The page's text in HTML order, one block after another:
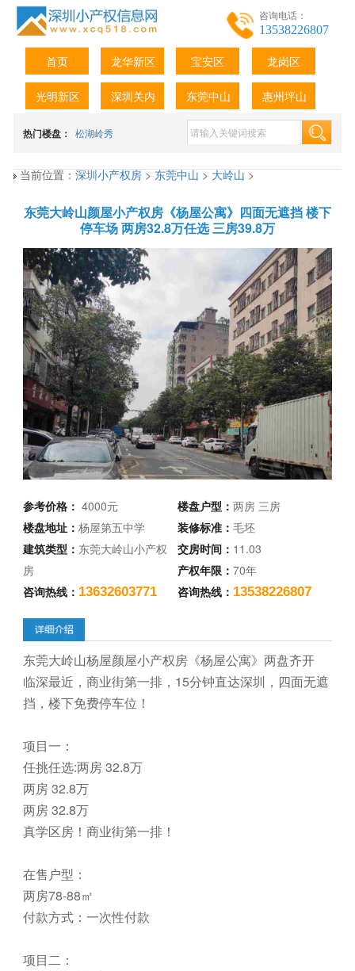
咨询电话：
13538226807
首页 龙华新区 宝安区 龙岗区
光明新区 深圳关内 东莞中山 惠州坪山
热门楼盘： 松湖岭秀
当前位置：深圳小产权房>东莞中山>大岭山>
东莞大岭山颜屋小产权房《杨屋公寓》四面无遮挡 楼下
停车场 两房32.8万任选 三房39.8万
参考价格：4000元 楼盘户型： 两房 三房
楼盘地址：杨屋第五中学 装修标准： 毛坯
建筑类型： 东莞大岭山小产权
房
交房时间： 11.03
产权年限： 70年
咨询热线： 13632603771 咨询热线： 13538226807
东莞大岭山杨屋颜屋小产权房《杨屋公寓》两盘齐开
临深最近，商业街第一排，15分钟直达深圳，四面无遮
挡，楼下免费停车位！
项目一：
任挑任选:两房 32.8万
两房 32.8万
两房 32.8万
真学区房！商业街第一排！
在售户型：
两房78-88㎡
付款方式：一次性付款
项目二：